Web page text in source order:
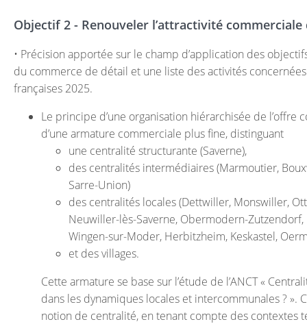
Objectif 2 - Renouveler l’attractivité
• Précision apportée sur le champ d’application des
du commerce de détail et une liste des activités
françaises 2025.
Le principe d’une organisation hiérarchisée de
d’une armature commerciale plus fine, distinguant
une centralité structurante (Saverne),
des centralités intermédiaires (Marmoutier,
Sarre-Union)
des centralités locales (Dettwiller, Monswiller,
Neuwiller-lès-Saverne, Obermodern-
Wingen-sur-Moder, Herbitzheim, Keskastel,
et des villages.
Cette armature se base sur l’étude de l’ANCT «
dans les dynamiques locales et intercommunales ? ».
notion de centralité, en tenant compte des